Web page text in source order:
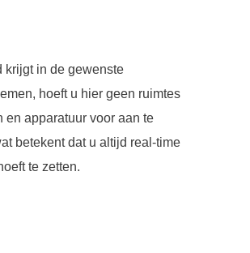
krijgt in de gewenste
hoeft u hier geen ruimtes
en apparatuur voor aan te
betekent dat u altijd real-time
te zetten.